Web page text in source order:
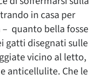
in casa per
– quanto bella fosse
gatti disegnati sulle
vicino al letto,
anticellulite. Che le